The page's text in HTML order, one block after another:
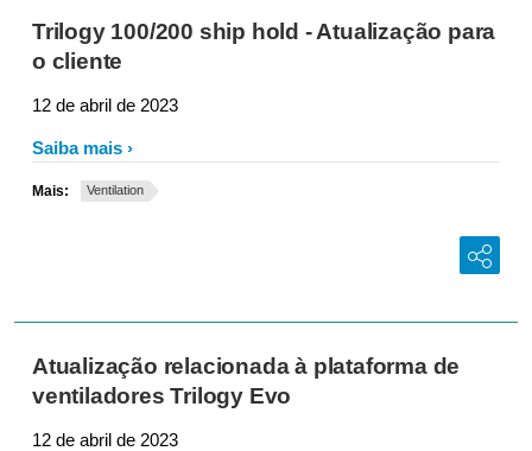
Trilogy 100/200 ship hold - Atualização para
o cliente
12 de abril de 2023
Saiba mais
Mais: Ventilation
Atualização relacionada à plataforma de
ventiladores Trilogy Evo
12 de abril de 2023